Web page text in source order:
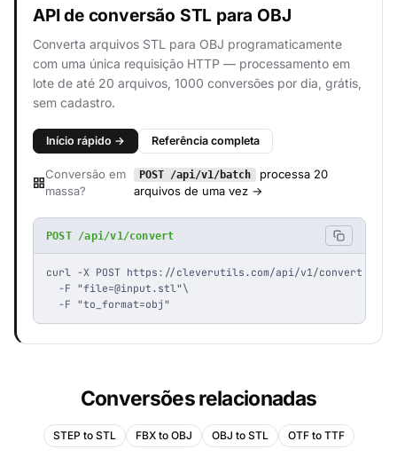
API de conversão STL para OBJ
Converta arquivos STL para OBJ programaticamente
com uma única requisição HTTP — processamento em
lote de até 20 arquivos, 1000 conversões por dia, grátis,
sem cadastro.
Início rápido → Referência completa
Conversão em
massa?
POST /api/v1/batch
processa 20
arquivos de uma vez →
POST /api/v1/convert
curl -X POST https://cleverutils.com/api/v1/convert \
  -F "
file=@input.stl"\
  -F "to_format=obj"
Conversões relacionadas
STEP to STL FBX to OBJ OBJ to STL OTF to TTF